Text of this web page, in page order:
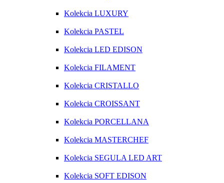
Kolekcia LUXURY
Kolekcia PASTEL
Kolekcia LED EDISON
Kolekcia FILAMENT
Kolekcia CRISTALLO
Kolekcia CROISSANT
Kolekcia PORCELLANA
Kolekcia MASTERCHEF
Kolekcia SEGULA LED ART
Kolekcia SOFT EDISON